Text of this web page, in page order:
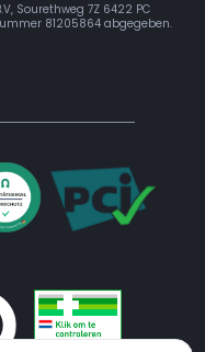
Sourethweg 7Z 6422 PC
81205864 abgegeben.